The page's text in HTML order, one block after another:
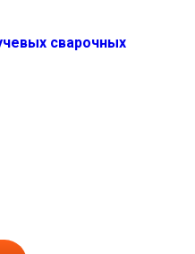
сварочных